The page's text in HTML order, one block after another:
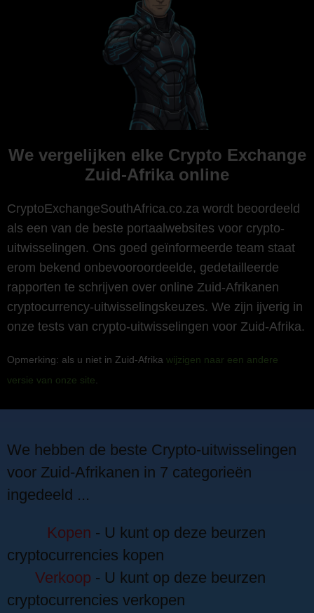
We vergelijken elke Crypto Exchange
Zuid-Afrika online
CryptoExchangeSouthAfrica.co.za wordt beoordeeld
als een van de beste portaalwebsites voor crypto-
uitwisselingen. Ons goed geïnformeerde team staat
erom bekend onbevooroordeelde, gedetailleerde
rapporten te schrijven over online Zuid-Afrikanen
cryptocurrency-uitwisselingskeuzes. We zijn ijverig in
onze tests van crypto-uitwisselingen voor Zuid-Afrika.
Opmerking: als u niet in Zuid-Afrika wijzigen naar een andere
versie van onze site
We hebben de beste Crypto-uitwisselingen
voor Zuid-Afrikanen in 7 categorieën
ingedeeld ...
Kopen - U kunt op deze beurzen
cryptocurrencies kopen
Verkoop - U kunt op deze beurzen
cryptocurrencies verkopen